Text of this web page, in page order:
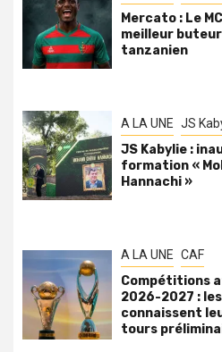
Mercato : Le
meilleur
tanzanien
A LA UNE JS
JS Kabylie :
formation «
Hannachi »
A LA UNE CAF
Compétitions
2026-2027 :
connaissent
tours